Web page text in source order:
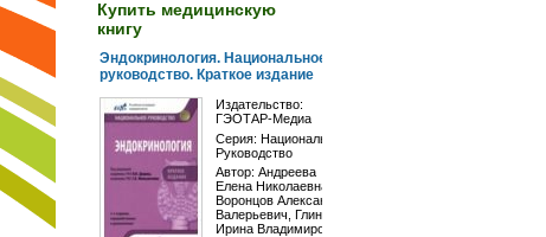
Купить медицинскую
книгу
Эндокринология. Национальное
руководство. Краткое издание
Издательство:
ГЭОТАР-Медиа
Серия: Национальное
Руководство
Автор: Андреева
Елена Николаевна
Воронцов Александр
Валерьевич Глинкина
Ирина Владимировна